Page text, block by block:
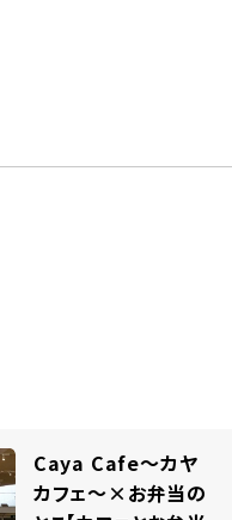
Caya Cafe～カヤ
カフェ～×お弁当の